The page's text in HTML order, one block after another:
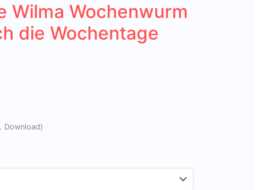
Wilma Wochenwurm
die Wochentage
€
Download)